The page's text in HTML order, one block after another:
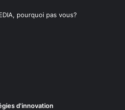
pourquoi pas vous?
d'innovation